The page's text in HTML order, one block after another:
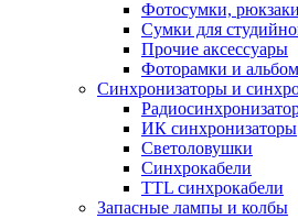
Фотосумки,
Сумки для
Прочие аксессуары
Фоторамки и
Синхронизаторы и
ИК синхронизаторы
Светоловушки
Синхрокабели
TTL синхрокабели
Запасные лампы и колбы